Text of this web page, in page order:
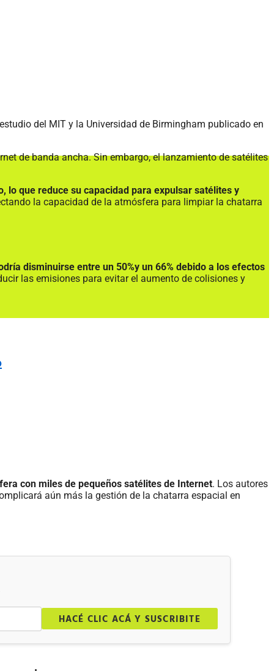
del MIT y la Universidad de Birmingham publicado en
de banda ancha. Sin embargo, el lanzamiento de satélites
lo que reduce su capacidad para expulsar satélites y
la capacidad de la atmósfera para limpiar la chatarra
disminuirse entre un 50%y un 66% debido a los efectos
las emisiones para evitar el aumento de colisiones y
con miles de pequeños satélites de Internet. Los autores
aún más la gestión de la chatarra espacial en
HACÉ CLIC ACÁ Y SUSCRIBITE